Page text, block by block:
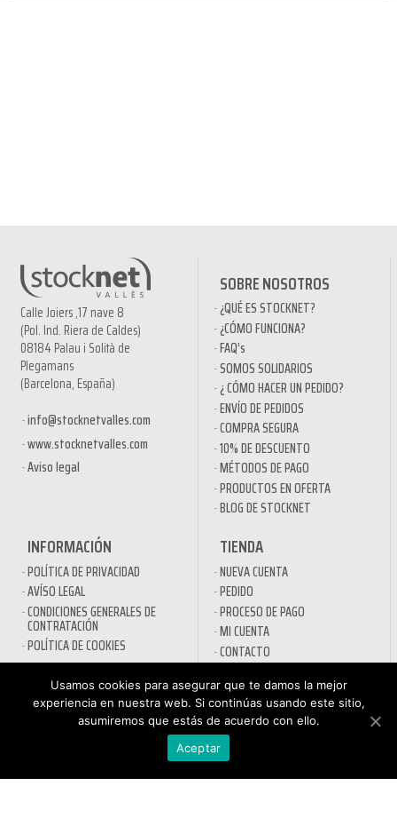
Calle Joiers ,17 nave 8
(Pol. Ind. Riera de Caldes)
08184 Palau i Solità de
Plegamans
(Barcelona, España)
info@stocknetvalles.com
www.stocknetvalles.com
Aviso legal
SOBRE NOSOTROS
¿QUÉ ES STOCKNET?
¿CÓMO FUNCIONA?
FAQ’s
SOMOS SOLIDARIOS
¿ CÓMO HACER UN PEDIDO?
ENVÍO DE PEDIDOS
COMPRA SEGURA
10% DE DESCUENTO
MÉTODOS DE PAGO
PRODUCTOS EN OFERTA
BLOG DE STOCKNET
INFORMACIÓN
POLÍTICA DE PRIVACIDAD
AVÍSO LEGAL
CONDICIONES GENERALES DE
CONTRATACIÓN
POLÍTICA DE COOKIES
TIENDA
NUEVA CUENTA
PEDIDO
PROCESO DE PAGO
MI CUENTA
CONTACTO
SECTORES
DESINFECTANTES COVID-19
NÁUTICA
900 897 890
Usamos cookies para asegurar que te damos la mejor
experiencia en nuestra web. Si continúas usando este sitio,
asumiremos que estás de acuerdo con ello.
Aceptar